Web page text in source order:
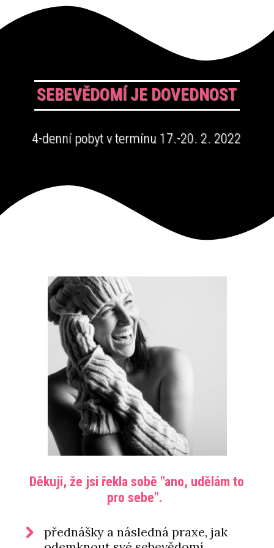
SEBEVĚDOMÍ JE DOVEDNOST
4-denní pobyt v termínu 17.-20. 2. 2022
Děkuji, že jsi řekla sobě "ano, udělám to
pro sebe".
přednášky a následná praxe, jak